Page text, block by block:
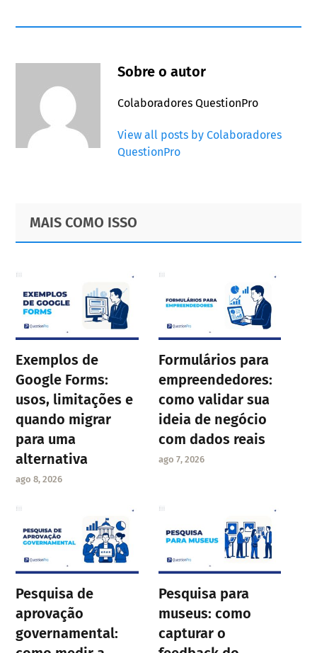
Sobre o autor
Colaboradores QuestionPro
View all posts by Colaboradores
QuestionPro
Primary
Sidebar
Footer
MAIS COMO ISSO
Exemplos de
Google Forms:
usos, limitações e
quando migrar
para uma
alternativa
ago 8, 2026
Formulários para
empreendedores:
como validar sua
ideia de negócio
com dados reais
ago 7, 2026
Pesquisa de
aprovação
governamental:
Pesquisa para
museus: como
capturar o